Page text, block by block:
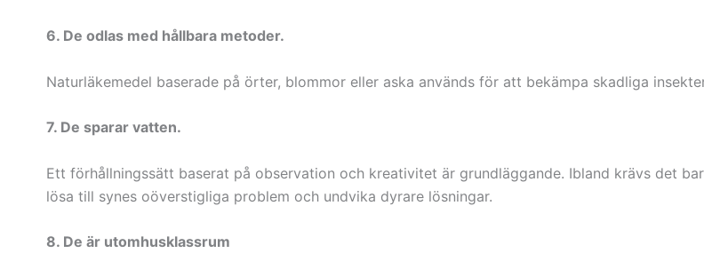
6. De odlas med hållbara metoder.
Naturläkemedel baserade på örter, blommor eller aska används för att bekämpa skadliga
7. De sparar vatten.
Ett förhållningssätt baserat på observation och kreativitet är grundläggande. Ibland krävs det
lösa till synes oöverstigliga problem och undvika dyrare lösningar.
8. De är utomhusklassrum